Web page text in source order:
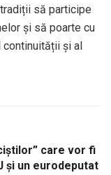
să participe
și să poarte cu
continuității și al
care vor fi
și un eurodeputat